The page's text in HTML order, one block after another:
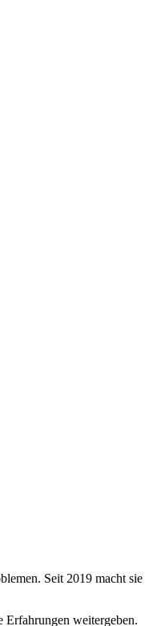
Seit 2019 macht sie
Erfahrungen weitergeben.